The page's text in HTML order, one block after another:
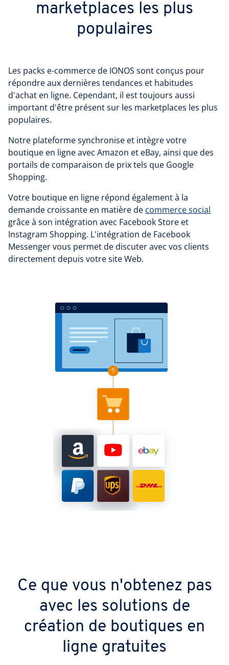
marketplaces les plus
populaires
Les packs e-commerce de IONOS sont conçus pour
répondre aux dernières tendances et habitudes
d'achat en ligne. Cependant, il est toujours aussi
important d'être présent sur les marketplaces les plus
populaires.
Notre plateforme synchronise et intègre votre
boutique en ligne avec Amazon et eBay, ainsi que des
portails de comparaison de prix tels que Google
Shopping.
Votre boutique en ligne répond également à la
demande croissante en matière de commerce social
grâce à son intégration avec Facebook Store et
Instagram Shopping. L'intégration de Facebook
Messenger vous permet de discuter avec vos clients
directement depuis votre site Web.
Ce que vous n'obtenez pas
avec les solutions de
création de boutiques en
ligne gratuites